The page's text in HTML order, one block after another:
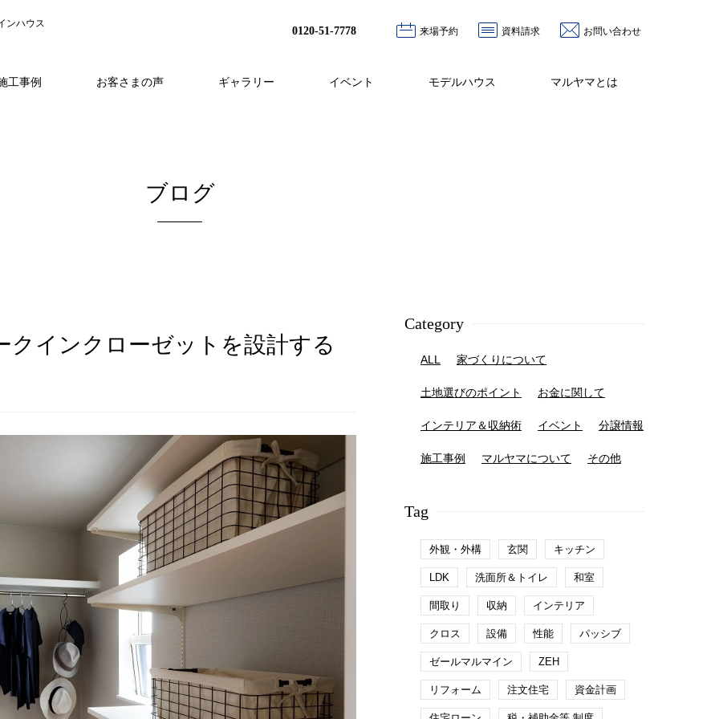
ンハウス
0120-51-7778 来場予約 資料請求 お問い合わせ
工事例 お客さまの声 ギャラリー イベント モデルハウス マルヤマとは
ブログ
クインクローゼットを設計する
Category
ALL 家づくりについて
土地選びのポイント お金に関して
インテリア＆収納術 イベント 分譲情報
施工事例 マルヤマについて その他
Tag
外観・外構 玄関 キッチン
LDK 洗面所＆トイレ 和室
間取り 収納 インテリア
クロス 設備 性能 パッシブ
ゼールマルマイン ZEH
リフォーム 注文住宅 資金計画